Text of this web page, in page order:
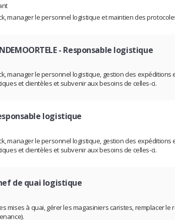
manager le personnel logistique et maintien des
- Responsable logistique
manager le personnel logistique, gestion des
et clientèles et subvenir aux besoins de celles-ci.
logistique
manager le personnel logistique, gestion des
et clientèles et subvenir aux besoins de celles-ci.
de quai logistique
mises à quai, gérer les magasiniers caristes, remplacer le